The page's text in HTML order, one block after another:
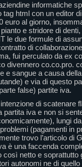
informatiche
html con un editor
euro al giorno,
e stridore di
le due formule di
di
fui perculato da ex
divennero co.co.pro.
e sangue a causa
e via di questo
false) partite iva.
di scatenare
partita iva e non si
lungi
(pagamenti in
trovo l’articolo di
è una faccenda
così netto e soprattutto
autonomi ne di